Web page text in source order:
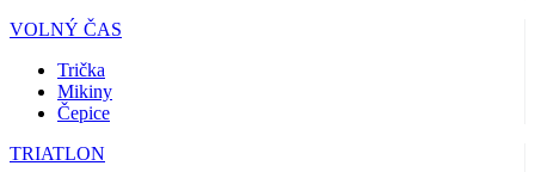
VOLNÝ ČAS
Trička
Mikiny
Čepice
TRIATLON